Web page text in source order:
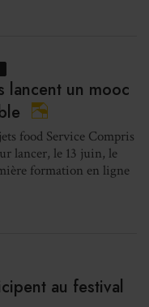
lancent un mooc
food Service Compris
lancer, le 13 juin, le
formation en ligne
au festival